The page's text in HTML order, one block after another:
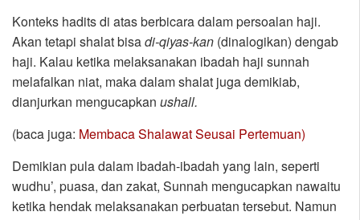
Konteks hadits di atas berbicara dalam persoalan haji.
Akan tetapi shalat bisadi-qiyas-kan (dinalogikan) dengab
haji. Kalau ketika melaksanakan ibadah haji sunnah
melafalkan niat, maka dalam shalat juga demikiab,
dianjurkan mengucapkan ushall.
(baca juga: Membaca Shalawat Seusai Pertemuan)
Demikian pula dalam ibadah-ibadah yang lain, seperti
wudhu’, puasa, dan zakat, Sunnah mengucapkan nawaitu
ketika hendak melaksanakan perbuatan tersebut. Namun